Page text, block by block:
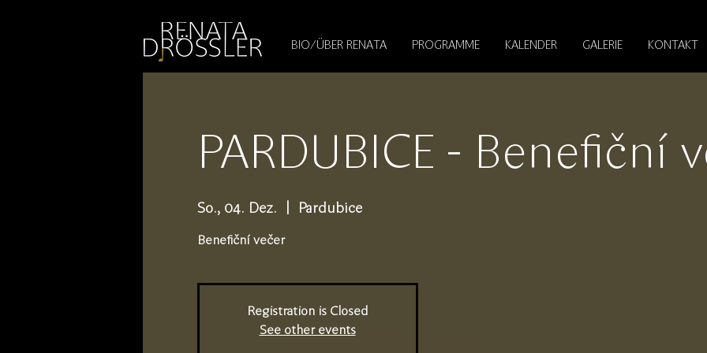
BIO/ÜBER RENATA PROGRAMME KALENDER GALERIE KONTAKT
PARDUBICE - Benefiční
So., 04. Dez. Pardubice
Benefiční večer
Registration is Closed
See other events